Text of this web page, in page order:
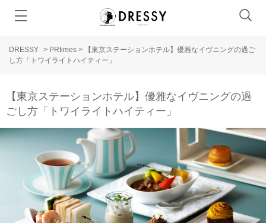
DRESSY > PRtimes >
【東京ステーションホテル】優雅なイヴニングの過ご
し方「トワイライトハイティー」
【東京ステーションホテル】優雅なイヴニングの過
ごし方「トワイライトハイティー」